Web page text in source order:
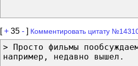
[+ 35 - ] Комментировать цитату
> Просто фильмы
например, недавно вышел.